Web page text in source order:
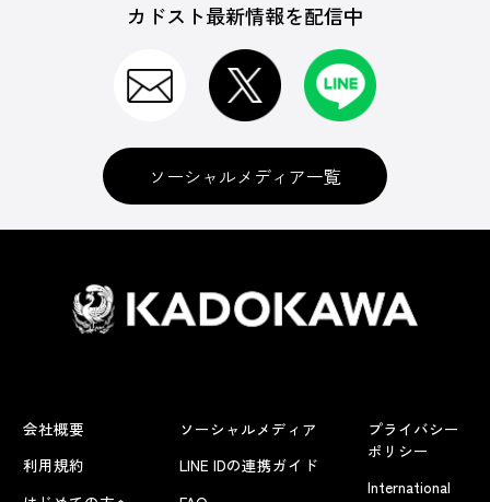
カドスト最新情報を配信中
ソーシャルメディア一覧
会社概要
利用規約
ソーシャルメディア
LINE IDの連携ガイド
プライバシー
ポリシー
International